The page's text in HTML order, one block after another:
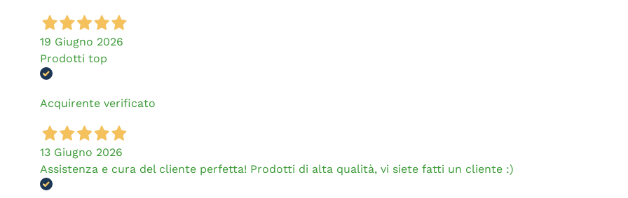
19 Giugno 2026
Prodotti top
Acquirente verificato
13 Giugno 2026
Assistenza e cura del cliente perfetta! Prodotti di alta qualità, vi siete fatti un cliente :)